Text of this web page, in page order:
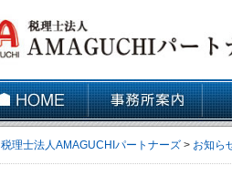
事務所案内
アクセス
税理士法人AMAGUCHIパートナーズ > お知ら